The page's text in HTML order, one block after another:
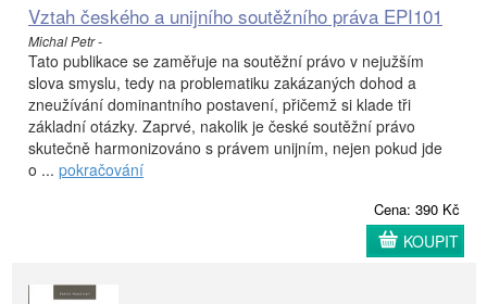
Vztah českého a unijního soutěžního práva EPI101
Michal Petr -
Tato publikace se zaměřuje na soutěžní právo v nejužším
slova smyslu, tedy na problematiku zakázaných dohod a
zneužívání dominantního postavení, přičemž si klade tři
základní otázky. Zaprvé, nakolik je české soutěžní právo
skutečně harmonizováno s právem unijním, nejen pokud jde
o ... pokračování
Cena: 390 Kč
KOUPIT